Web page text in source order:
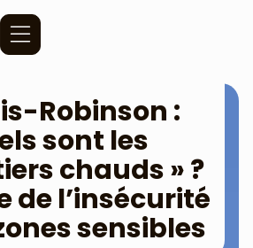
Robinson :
sont les
chauds » ?
de l’insécurité
sensibles